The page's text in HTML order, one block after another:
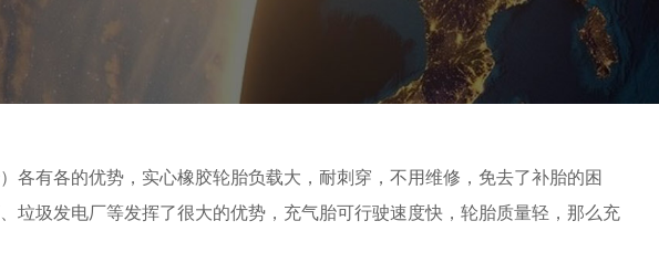
各有各的优势，实心橡胶轮胎负载大，耐刺穿，不用维修，免去了补胎的困
垃圾发电厂等发挥了很大的优势，充气胎可行驶速度快，轮胎质量轻，那么充